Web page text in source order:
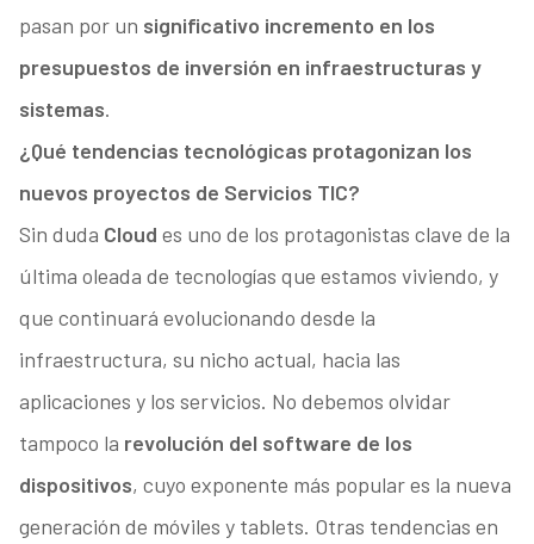
pasan por un significativo incremento en los
presupuestos de inversión en infraestructuras y
sistemas.
¿Qué tendencias tecnológicas protagonizan los
nuevos proyectos de Servicios TIC?
Sin duda Cloud es uno de los protagonistas clave de la
última oleada de tecnologías que estamos viviendo, y
que continuará evolucionando desde la
infraestructura, su nicho actual, hacia las
aplicaciones y los servicios. No debemos olvidar
tampoco la revolución del software de los
dispositivos, cuyo exponente más popular es la nueva
generación de móviles y tablets. Otras tendencias en